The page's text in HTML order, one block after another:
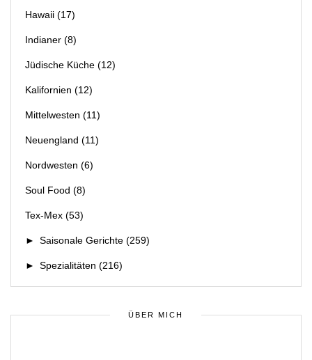
Hawaii (17)
Indianer (8)
Jüdische Küche (12)
Kalifornien (12)
Mittelwesten (11)
Neuengland (11)
Nordwesten (6)
Soul Food (8)
Tex-Mex (53)
► Saisonale Gerichte (259)
► Spezialitäten (216)
ÜBER MICH